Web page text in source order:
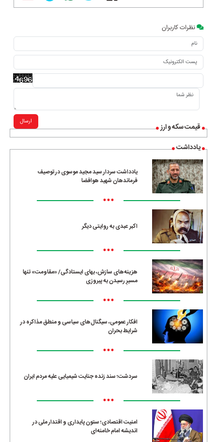
قیمت سکه و ارز
یادداشت
یادداشت سردار سید مجید موسوی در توصیف
فرماندهان شهید هوافضا
•••
اکبر عبدی به روایتی دیگر
•••
هزینه‌های سازش، بهای ایستادگی/ «مقاومت» تنها
مسیرِ رسیدن به پیروزی
•••
افکار عمومی، سیگنال‌های سیاسی و منطق مذاکره در
شرایط بحران
•••
سردشت؛ سند زنده جنایت شیمیایی علیه مردم ایران
•••
امنیت اقتصادی؛ ستون پایداری و اقتدار ملی در
اندیشه امام خامنه‌ای
نظرات کاربران
ارسال